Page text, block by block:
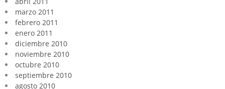
marzo 2011
febrero 2011
enero 2011
diciembre 2010
noviembre 2010
octubre 2010
septiembre 2010
agosto 2010